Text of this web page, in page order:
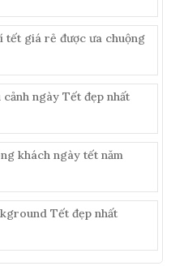
giá rẻ được ưa chuộng
ngày Tết đẹp nhất
khách ngày tết năm
Tết đẹp nhất